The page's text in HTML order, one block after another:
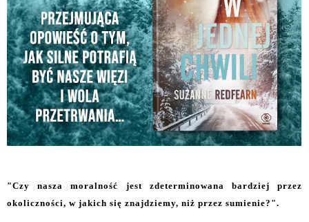
"Czy nasza moralność jest zdeterminowana bardziej przez
okoliczności, w jakich się znajdziemy, niż przez sumienie?".